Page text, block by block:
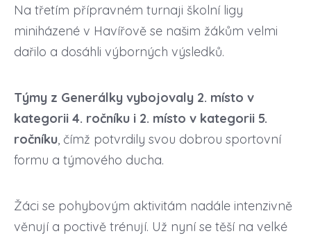
Na třetím přípravném turnaji školní ligy
miniházené v Havířově se našim žákům velmi
dařilo a dosáhli výborných výsledků.
Týmy z Generálky vybojovaly 2. místo v
kategorii 4. ročníku i 2. místo v kategorii 5.
ročníku, čímž potvrdily svou dobrou sportovní
formu a týmového ducha.
Žáci se pohybovým aktivitám nadále intenzivně
věnují a poctivě trénují. Už nyní se těší na velké